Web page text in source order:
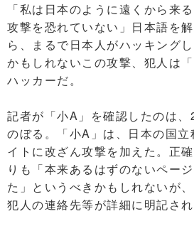
「私は日本のように遠くから
攻撃を恐れていない」日本語を
ら、まるで日本人がハッキング
かもしれないこの攻撃、犯人は
ハッカーだ。
記者が「小A」を確認したのは
のぼる。「小A」は、日本の国
イトに改ざん攻撃を加えた。正
りも「本来あるはずのないペー
た」というべきかもしれないが
犯人の連絡先等が詳細に明記され